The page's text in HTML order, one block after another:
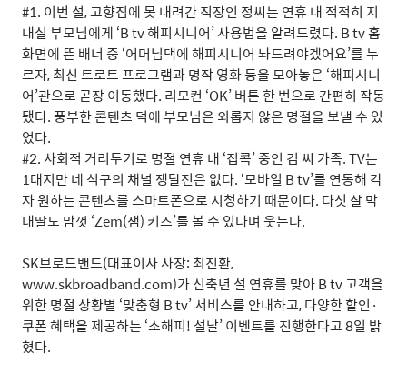
#1. 이번 설,고향집에 못 내려간 직장인 정씨는 연휴 내 적적히 지
내실 부모님에게 ‘B tv해피시니어’사용법을 알려드렸다. B tv홈
화면에 뜬 배너 중 ‘어머님댁에 해피시니어 놔드려야겠어요’를 누
르자,최신 트로트 프로그램과 명작 영화 등을 모아놓은 ‘해피시니
어’관으로 곧장 이동했다. 리모컨 ‘OK’버튼 한 번으로 간편히 작동
됐다.풍부한 콘텐츠 덕에 부모님은 외롭지 않은 명절을 보낼 수 있
었다.
#2.사회적 거리두기로 명절 연휴 내 ‘집콕’중인 김 씨 가족. TV는
1대지만 네 식구의 채널 쟁탈전은 없다. ‘모바일 B tv’를 연동해 각
자 원하는 콘텐츠를 스마트폰으로 시청하기 때문이다. 다섯 살 막
내딸도 맘껏 ‘Zem(잼) 키즈’를 볼 수 있다며 웃는다.
SK브로드밴드(대표이사 사장: 최진환,
www.skbroadband.com)가 신축년 설 연휴를 맞아B tv고객을
위한 명절 상황별 ‘맞춤형 B tv’서비스를 안내하고,다양한 할인 ·
쿠폰 혜택을 제공하는 ‘소해피! 설날’이벤트를 진행한다고8일 밝
혔다.